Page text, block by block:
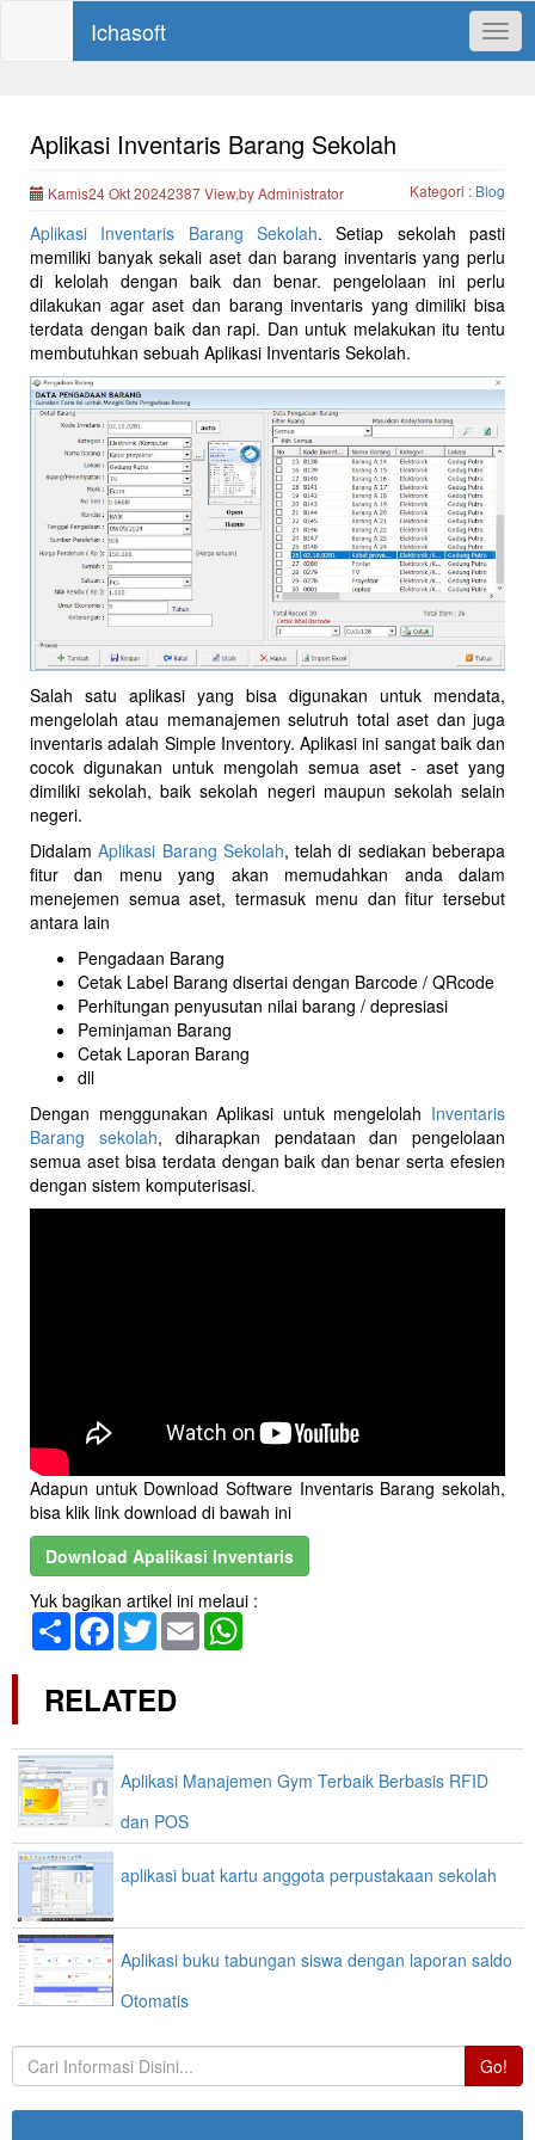
Ichasoft
Aplikasi Inventaris Barang Sekolah
Kamis24 Okt 20242387 View,by Administrator Kategori : Blog
Aplikasi Inventaris Barang Sekolah. Setiap sekolah pasti
memiliki banyak sekali aset dan barang inventaris yang perlu
di kelolah dengan baik dan benar. pengelolaan ini perlu
dilakukan agar aset dan barang inventaris yang dimiliki bisa
terdata dengan baik dan rapi. Dan untuk melakukan itu tentu
membutuhkan sebuah Aplikasi Inventaris Sekolah.
Salah satu aplikasi yang bisa digunakan untuk mendata,
mengelolah atau memanajemen selutruh total aset dan juga
inventaris adalah Simple Inventory. Aplikasi ini sangat baik dan
cocok digunakan untuk mengolah semua aset - aset yang
dimiliki sekolah, baik sekolah negeri maupun sekolah selain
negeri.
DidalamAplikasi Barang Sekolah, telah di sediakan beberapa
fitur dan menu yang akan memudahkan anda dalam
menejemen semua aset, termasuk menu dan fitur tersebut
antara lain
Pengadaan Barang
Cetak Label Barang disertai dengan Barcode / QRcode
Perhitungan penyusutan nilai barang / depresiasi
Peminjaman Barang
Cetak Laporan Barang
dll
Dengan menggunakan Aplikasi untuk mengelolah Inventaris
Barang sekolah, diharapkan pendataan dan pengelolaan
semua aset bisa terdata dengan baik dan benar serta efesien
dengan sistem komputerisasi.
Adapun untuk Download Software Inventaris Barang sekolah,
bisa klik link download di bawah ini
Download Apalikasi Inventaris
Yuk bagikan artikel ini melaui :
Share Facebook
TwitterEmail
RELATED
Aplikasi Manajemen Gym Terbaik Berbasis RFID
dan POS
aplikasi buat kartu anggota perpustakaan sekolah
Aplikasi buku tabungan siswa dengan laporan saldo
Otomatis
Go!